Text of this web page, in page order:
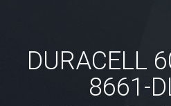
DURACELL
8661-